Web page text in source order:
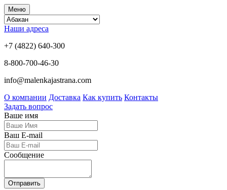
Меню
Наши адреса
+7 (4822) 640-300
8-800-700-46-30
info@malenkajastrana.com
О компании Доставка Как купить Контакты
Задать вопрос
Ваше имя
Ваш E-mail
Сообщение
Отправить